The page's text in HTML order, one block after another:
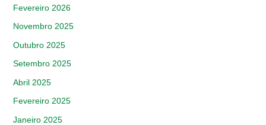
Fevereiro 2026
Novembro 2025
Outubro 2025
Setembro 2025
Abril 2025
Fevereiro 2025
Janeiro 2025